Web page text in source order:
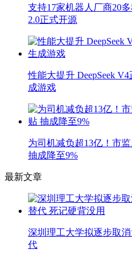
支持17家机器人厂商20
2.0正式开源
性能大提升 DeepSeek
成游戏
为司机减负超13亿！市
抽成降至9%
最新文章
深圳理工大学拟逐步取
代